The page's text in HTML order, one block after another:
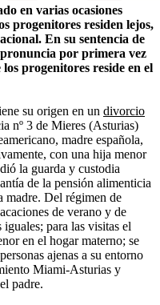
en varias ocasiones
progenitores residen lejos,
En su sentencia de
pronuncia por primera vez
progenitores reside en el
su origen en un divorcio
nº 3 de Mieres (Asturias)
madre española,
con una hija menor
la guarda y custodia
de la pensión alimenticia
madre. Del régimen de
de verano y de
para las visitas el
en el hogar materno; se
ajenas a su entorno
Miami-Asturias y
padre.